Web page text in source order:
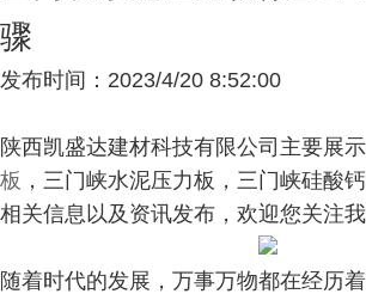
骤
发布时间：2023/4/20 8:52:00
陕西凯盛达建材科技有限公司主要展示
板 ，三门峡水泥压力板，三门峡硅酸
相关信息以及资讯发布，欢迎您关注我
随着时代的发展，万事万物都在经历